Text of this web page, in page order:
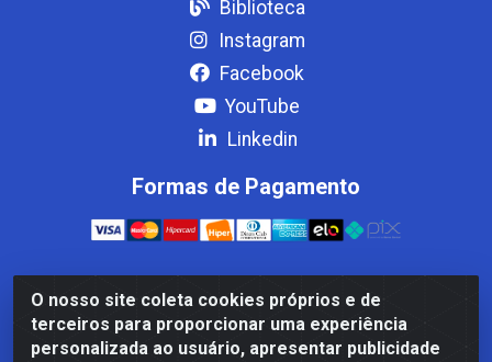
O nosso site coleta cookies próprios e de
terceiros para proporcionar uma experiência
personalizada ao usuário, apresentar publicidade
Biblioteca
Instagram
Facebook
YouTube
Linkedin
Formas de Pagamento
Casa Cardão LTDA - Av. Amaral Peixoto, 910 - Afonso
ArinosCom, Levy Gasparian/RJ - CEP 25.875-000 - CNPJ